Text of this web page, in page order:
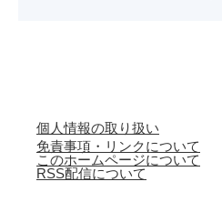
個人情報の取り扱い
免責事項・リンクについて
このホームページについて
RSS配信について